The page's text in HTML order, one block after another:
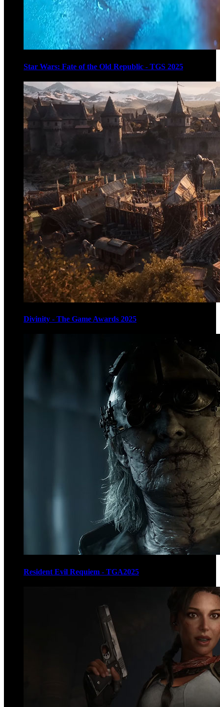
Star Wars: Fate of the Old Republic - TGS 2025
Divinity - The Game Awards 2025
Resident Evil Requiem - TGA2025